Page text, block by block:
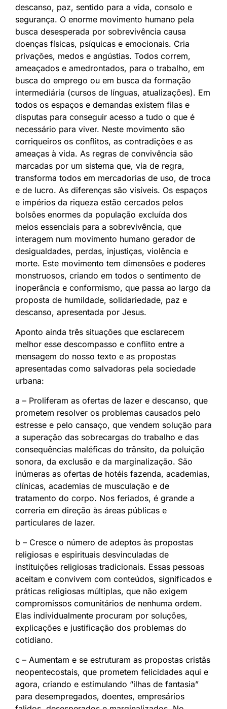
descanso, paz, sentido para a vida, consolo e
segurança. O enorme movimento humano pela
busca desesperada por sobrevivência causa
doenças físicas, psíquicas e emocionais. Cria
privações, medos e angústias. Todos correm,
ameaçados e amedrontados, para o trabalho, em
busca do emprego ou em busca da formação
intermediária (cursos de línguas, atualizações). Em
todos os espaços e demandas existem filas e
disputas para conseguir acesso a tudo o que é
necessário para viver. Neste movimento são
corriqueiros os conflitos, as contradições e as
ameaças à vida. As regras de convivência são
marcadas por um sistema que, via de regra,
transforma todos em mercadorias de uso, de troca
e de lucro. As diferenças são visíveis. Os espaços
e impérios da riqueza estão cercados pelos
bolsões enormes da população excluída dos
meios essenciais para a sobrevivência, que
interagem num movimento humano gerador de
desigualdades, perdas, injustiças, violência e
morte. Este movimento tem dimensões e poderes
monstruosos, criando em todos o sentimento de
inoperância e conformismo, que passa ao largo da
proposta de humildade, solidariedade, paz e
descanso, apresentada por Jesus.
Aponto ainda três situações que esclarecem
melhor esse descompasso e conflito entre a
mensagem do nosso texto e as propostas
apresentadas como salvadoras pela sociedade
urbana:
a – Proliferam as ofertas de lazer e descanso, que
prometem resolver os problemas causados pelo
estresse e pelo cansaço, que vendem solução para
a superação das sobrecargas do trabalho e das
consequências maléficas do trânsito, da poluição
sonora, da exclusão e da marginalização. São
inúmeras as ofertas de hotéis fazenda, academias,
clínicas, academias de musculação e de
tratamento do corpo. Nos feriados, é grande a
correria em direção às áreas públicas e
particulares de lazer.
b – Cresce o número de adeptos às propostas
religiosas e espirituais desvinculadas de
instituições religiosas tradicionais. Essas pessoas
aceitam e convivem com conteúdos, significados e
práticas religiosas múltiplas, que não exigem
compromissos comunitários de nenhuma ordem.
Elas individualmente procuram por soluções,
explicações e justificação dos problemas do
cotidiano.
c – Aumentam e se estruturam as propostas cristãs
neopentecostais, que prometem felicidades aqui e
agora, criando e estimulando “ilhas de fantasia”
para desempregados, doentes, empresários